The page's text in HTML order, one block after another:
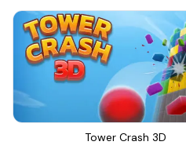
Tower Crash 3D